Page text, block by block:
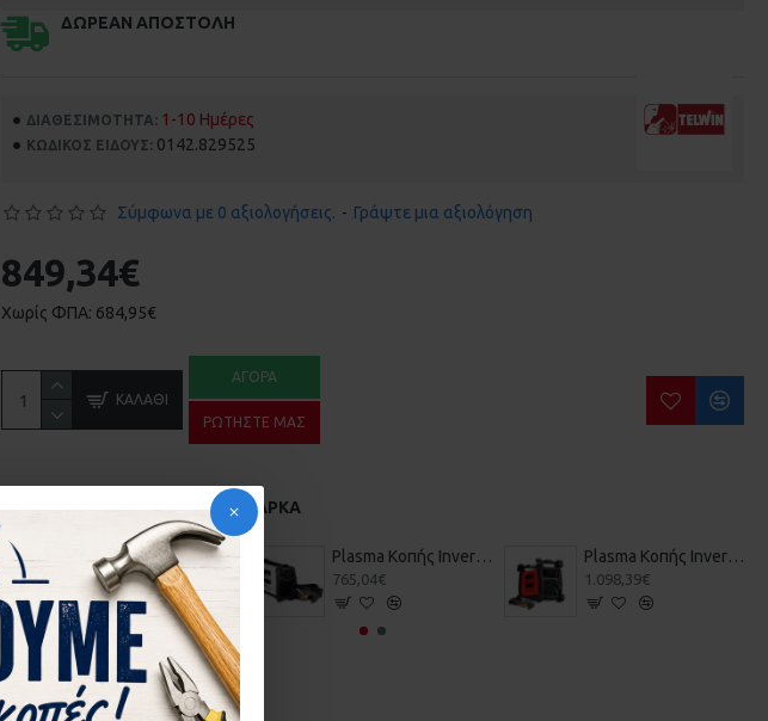
ΔΩΡΕΆΝ ΑΠΟΣΤΟΛΉ
ΔΙΑΘΕΣΙΜΌΤΗΤΑ: 1-10 Ημέρες
ΚΩΔΙΚΌΣ ΕΊΔΟΥΣ: 0142.829525
Σύμφωνα με 0 αξιολογήσεις. - Γράψτε μια αξιολόγηση
849,34€
Χωρίς ΦΠΑ: 684,95€
ΚΑΛΆΘΙ
ΑΓΟΡΆ
ΡΩΤΉΣΤΕ ΜΑΣ
ΠΕΡΙΣΣΌΤΕΡΑ ΑΠΌ ΤΗΝ ΙΔΙΑ ΜΆΡΚΑ
MONOΦΑΣΙΚΗ ΜΗΧΑΝΗ ΠΟΝΤΑΣ TELWIN DIGITAL MODULAR 230
1.117,12€
Plasma Κοπής Inverter 40A TELWIN INFINITY PLASMA 40
765,04€
Plasma Κοπής Inverter TELWIN TECHNOLOGY PLASMA 41 XT
1.098,39€